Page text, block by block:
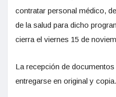
contratar personal médico,
de la salud para dicho
cierra el viernes 15 de
La recepción de
entregarse en original y copia.